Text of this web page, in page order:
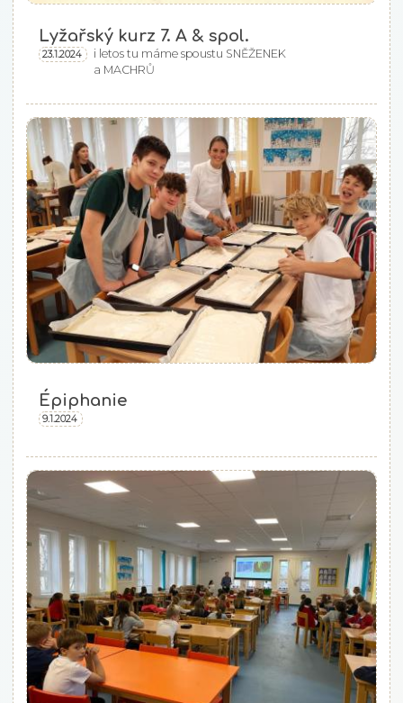
Lyžařský kurz 7. A & spol.
23.1.2024
i letos tu máme spoustu SNĚŽENEK
a MACHRŮ
Épiphanie
9.1.2024